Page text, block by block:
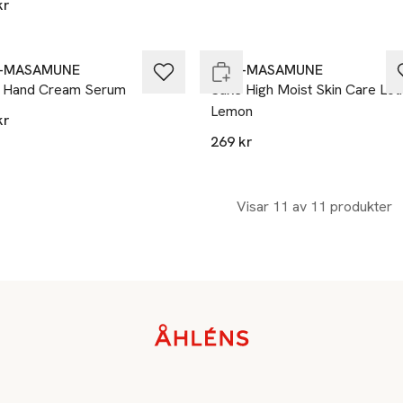
MASAMUNE
Hand Cream Serum
KIKU-MASAMUNE
Sake High Moist Skin Care
Lemon
269 kr
Visar 11 av 11 produkter